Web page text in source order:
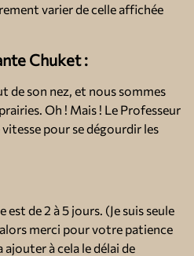
varier de celle affichée
Chuket :
de son nez, et nous sommes
Oh ! Mais ! Le Professeur
pour se dégourdir les
est de 2 à 5 jours. (Je suis seule
alors merci pour votre patience
ajouter à cela le délai de